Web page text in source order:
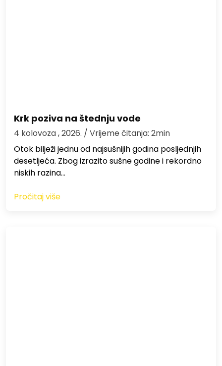
Krk poziva na štednju vode
4 kolovoza , 2026. / Vrijeme čitanja: 2min
Otok bilježi jednu od najsušnijih godina posljednjih
desetljeća. Zbog izrazito sušne godine i rekordno
niskih razina…
Pročitaj više